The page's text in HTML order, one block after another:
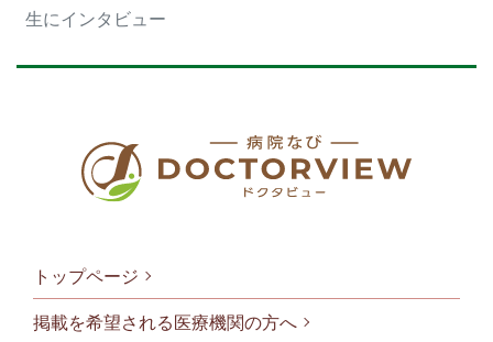
生にインタビュー
トップページ
掲載を希望される医療機関の方へ